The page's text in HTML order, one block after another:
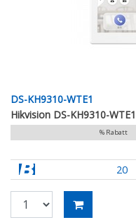
DS-KH9310-WTE1
Hikvision DS-KH9310-
% Rabatt
20